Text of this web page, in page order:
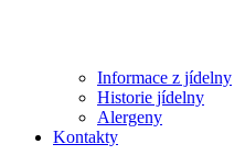
Informace z jídelny
Historie jídelny
Alergeny
Kontakty